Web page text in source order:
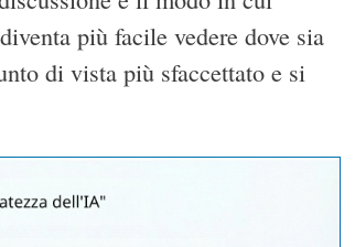
più facile vedere dove sia
di vista più sfaccettato e si